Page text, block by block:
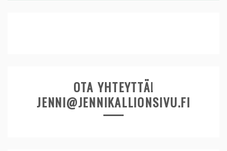
OTA YHTEYTTÄ!
JENNI@JENNIKALLIONSIVU.FI